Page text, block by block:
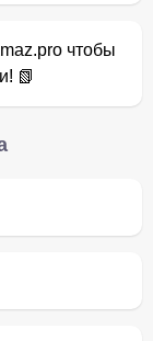
чтобы
📗